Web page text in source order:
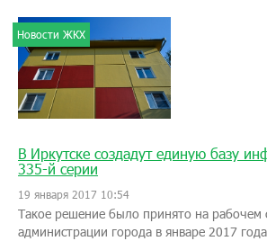
Новости ЖКХ
В Иркутске создадут единую базу
335-й серии
19 января 2017 10:54
Такое решение было принято на рабочем
администрации города в январе 2017 года